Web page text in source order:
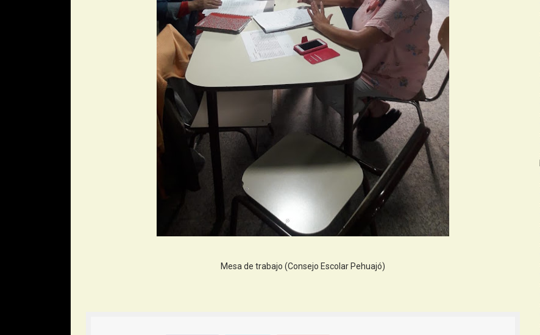
Mesa de trabajo (Consejo Escolar Pehuajó)